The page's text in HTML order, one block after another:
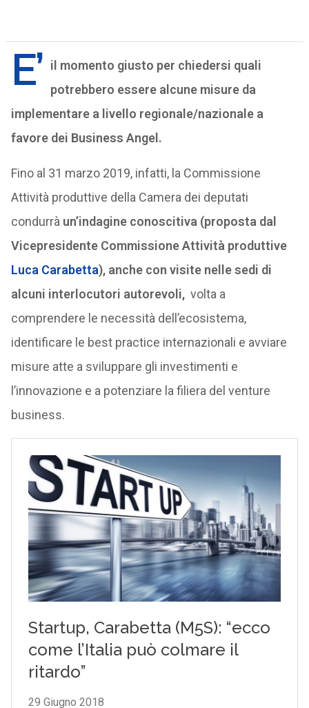
E’ il momento giusto per chiedersi quali
potrebbero essere alcune misure da
implementare a livello regionale/nazionale a
favore dei Business Angel.
Fino al 31 marzo 2019, infatti, la Commissione
Attività produttive della Camera dei deputati
condurrà un’indagine conoscitiva (proposta dal
Vicepresidente Commissione Attività produttive
Luca Carabetta), anche con visite nelle sedi di
alcuni interlocutori autorevoli,volta a
comprendere le necessità dell’ecosistema,
identificare le best practice internazionali e avviare
misure atte a sviluppare gli investimenti e
l’innovazione e a potenziare la filiera del venture
business.